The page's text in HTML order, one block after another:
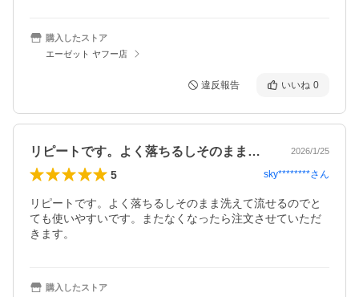
購入したストア
エーゼット ヤフー店
違反報告 いいね 0
リピートです。よく落ちるしそのまま洗え… 2026/1/25
5 sky********さん
リピートです。よく落ちるしそのまま洗えて流せるのでと
ても使いやすいです。またなくなったら注文させていただ
きます。
購入したストア